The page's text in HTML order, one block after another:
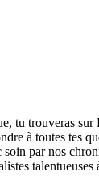
tu trouveras
à toutes tes
par nos
talentueuses